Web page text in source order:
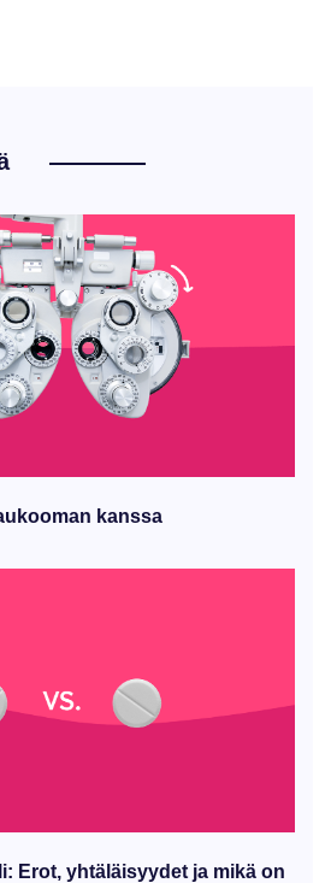
kanssa
Erot, yhtäläisyydet ja mikä on